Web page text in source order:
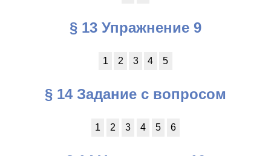
§ 13 Упражнение 9
1 2 3 4 5
§ 14 Задание с вопросом
1 2 3 4 5 6